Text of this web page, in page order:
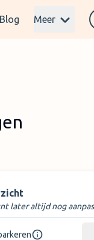
Blog Meer
later altijd nog